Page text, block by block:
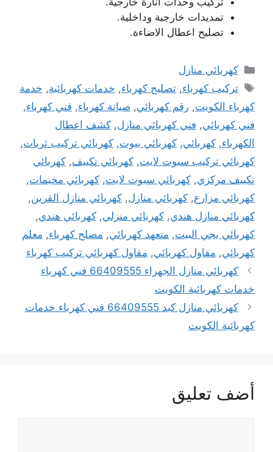
تمديدات خارجية وداخلية.
تصليح اعطال الاضاءة.
التصنيفات
كهربائي منازل
الوسوم
تركيب كهرباء,تصليح كهرباء, خدمات كهربائية, خدمة
كهرباء الكويت, رقم كهربائي, صيانة كهرباء, فني كهرباء,
فني كهربائي, فني كهربائي منازل, كشف اعطال
الكهرباء, كهربائي, كهربائي بيوت, كهربائي تركيب ثريات,
كهربائي تركيب سبوت لايت, كهربائي تكييف, كهربائي
تكييف مركزي, كهربائي سبوت لايت, كهربائي مخيمات,
كهربائي مزارع, كهربائي منازل, كهربائي منازل القرين,
كهربائي منازل هندي, كهربائي منزلي, كهربائي هندي,
كهربائي يجي البيت, متعهد كهربائي, مصلح كهرباء, معلم
كهربائي, مقاول كهربائي, مقاول كهربائي تركيب كهرباء
كهربائي منازل الجهراء 66409555 فني كهرباء
خدمات كهربائية الكويت
كهربائي منازل كبد 66409555 فني كهرباء خدمات
كهربائية الكويت
أضف تعليق